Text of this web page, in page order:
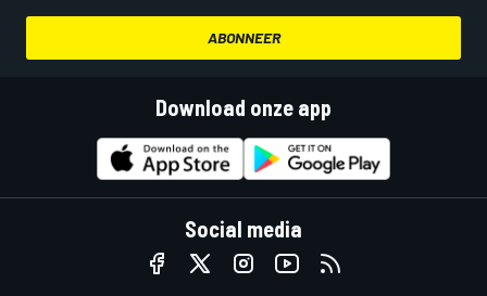
ABONNEER
Download onze app
Social media